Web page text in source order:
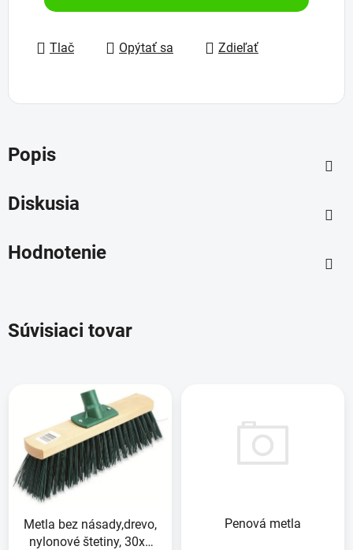
Tlač Opýtať sa Zdieľať
Popis
Diskusia
Hodnotenie
Súvisiaci tovar
Metla bez násady,drevo,
nylonové štetiny, 30x6
Penová metla